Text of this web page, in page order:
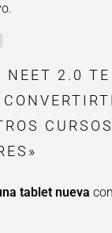
NEET 2.0 TE
tablet nueva